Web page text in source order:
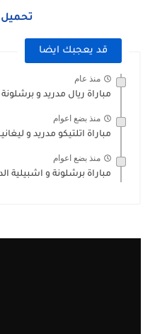
تحميل
قد يعجبك ايضا
منذ عام
مباراة ريال مدريد و برشلونة
منذ بضع اعوام
مباراة اتلتيكو مدريد و ليغانيس
منذ بضع اعوام
مباراة برشلونة و اشبيلية الدوري